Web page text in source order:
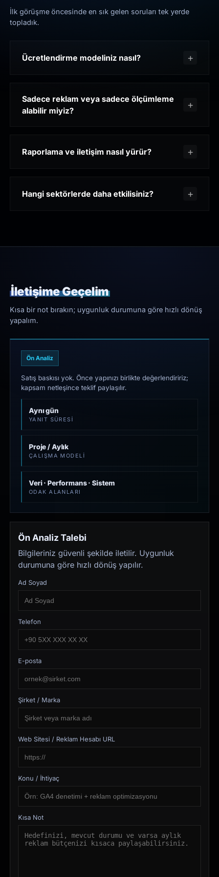
İlk görüşme öncesinde en sık gelen soruları tek yerde
topladık.
Ücretlendirme modeliniz nasıl?
Sadece reklam veya sadece ölçümleme
alabilir miyiz?
Raporlama ve iletişim nasıl yürür?
Hangi sektörlerde daha etkilisiniz?
İletişime Geçelim
Kısa bir not bırakın; uygunluk durumuna göre hızlı dönüş
yapalım.
Ön Analiz
Satış baskısı yok. Önce yapınızı birlikte değerlendiririz;
kapsam netleşince teklif paylaşılır.
Aynı gün
YANIT SÜRESI
Proje / Aylık
ÇALIŞMA MODELI
Veri · Performans · Sistem
ODAK ALANLARI
Ön Analiz Talebi
Bilgileriniz güvenli şekilde iletilir. Uygunluk
durumuna göre hızlı dönüş yapılır.
Ad Soyad
Telefon
E-posta
Şirket / Marka
Web Sitesi / Reklam Hesabı URL
Konu / İhtiyaç
Kısa Not